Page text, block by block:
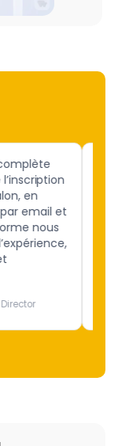
en
email et
nous